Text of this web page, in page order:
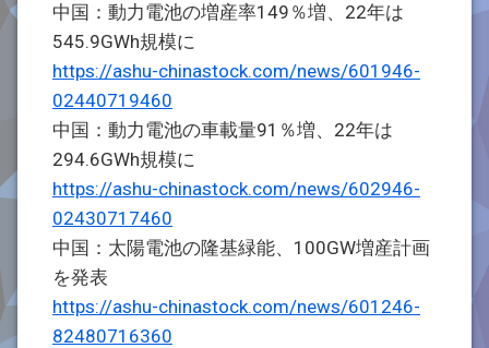
中国：動力電池の増産率149％増、22年は
545.9GWh規模に
https://ashu-chinastock.com/news/601946-
02440719460
中国：動力電池の車載量91％増、22年は
294.6GWh規模に
https://ashu-chinastock.com/news/602946-
02430717460
中国：太陽電池の隆基緑能、100GW増産計画
を発表
https://ashu-chinastock.com/news/601246-
82480716360